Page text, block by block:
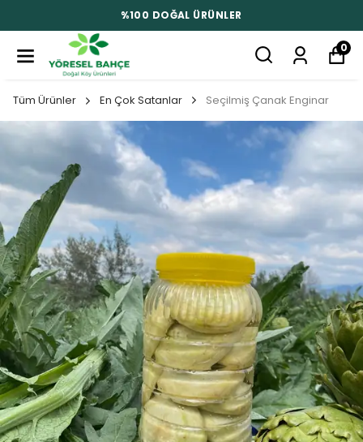
%100 DOĞAL ÜRÜNLER
0
Tüm Ürünler En Çok Satanlar Seçilmiş Çanak Enginar